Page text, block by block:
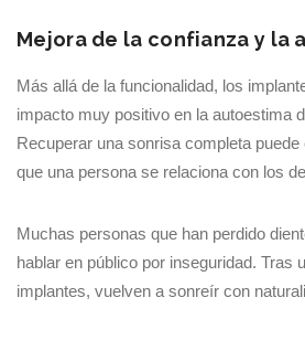
Mejora de la confianza y la
Más allá de la funcionalidad, los
impacto muy positivo en la autoestima
Recuperar una sonrisa completa
que una persona se relaciona con los
Muchas personas que han perdido
hablar en público por inseguridad. Tras
implantes, vuelven a sonreír con